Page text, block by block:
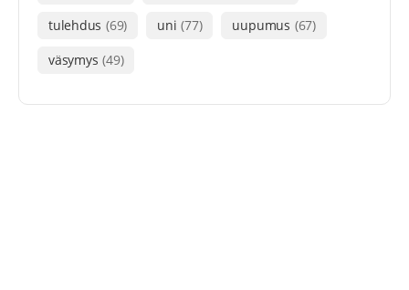
tulehdus (69) uni (77) uupumus (67)
väsymys (49)